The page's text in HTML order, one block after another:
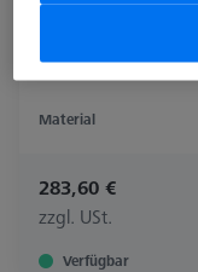
Material
283,60 €
zzgl. USt.
Verfügbar